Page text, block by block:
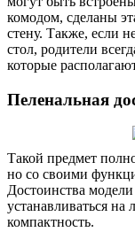
комодом, сделаны
стену. Также, если
стол, родители
которые
Пеленальная
Такой предмет
но со своими
Достоинства
устанавливаться на
компактность.